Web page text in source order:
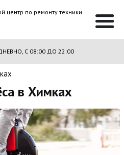
центр по ремонту техники
С 08:00 ДО 22:00
в Химках